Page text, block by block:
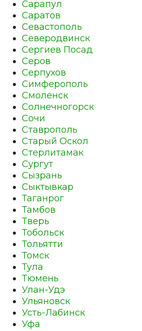
Сарапул
Саратов
Севастополь
Северодвинск
Сергиев Посад
Серов
Серпухов
Симферополь
Смоленск
Солнечногорск
Сочи
Ставрополь
Старый Оскол
Стерлитамак
Сургут
Сызрань
Сыктывкар
Таганрог
Тамбов
Тверь
Тобольск
Тольятти
Томск
Тула
Тюмень
Улан-Удэ
Ульяновск
Усть-Лабинск
Уфа